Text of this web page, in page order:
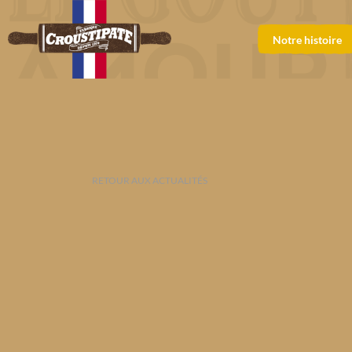
Notre histoire
RETOUR AUX ACTUALITÉS